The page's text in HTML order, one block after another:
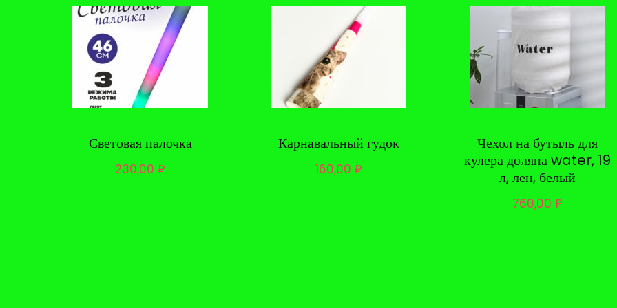
Световая палочка
230,00₽
Карнавальный гудок
160,00 ₽
Чехол на бутыль для
кулера доляна water, 19
л, лен, белый
760,00 ₽